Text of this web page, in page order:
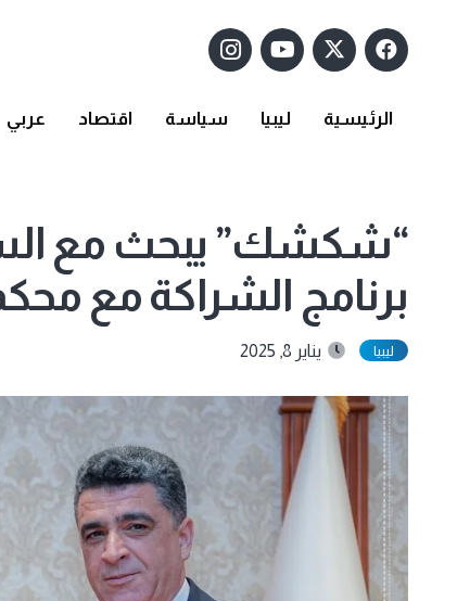
الرئيسية ليبيا سياسة اقتصاد عربي
“شكشك” يبحث مع
برنامج الشراكة مع
ليبيا يناير 8, 2025